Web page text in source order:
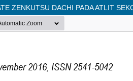
ZENKUTSU DACHI PADA ATLIT